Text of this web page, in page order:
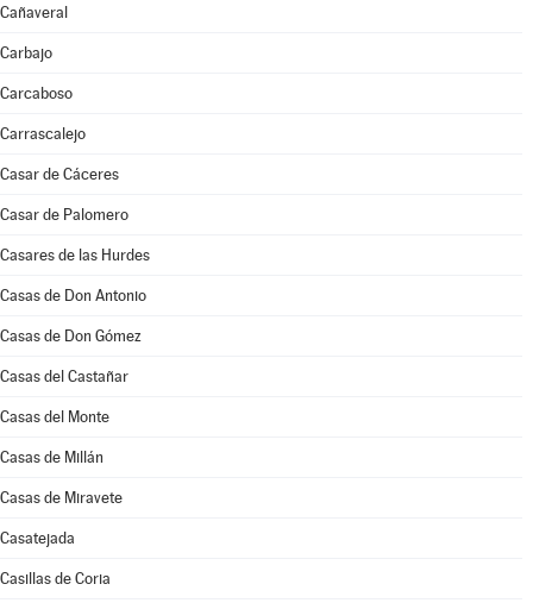
Cañaveral
Carbajo
Carcaboso
Carrascalejo
Casar de Cáceres
Casar de Palomero
Casares de las Hurdes
Casas de Don Antonio
Casas de Don Gómez
Casas del Castañar
Casas del Monte
Casas de Millán
Casas de Miravete
Casatejada
Casillas de Coria